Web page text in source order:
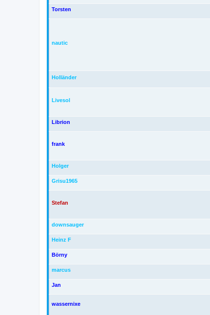
Torsten
nautic
Holländer
Livesol
Librion
frank
Holger
Grisu1965
Stefan
downsauger
Heinz F
Börny
marcus
Jan
wassernixe